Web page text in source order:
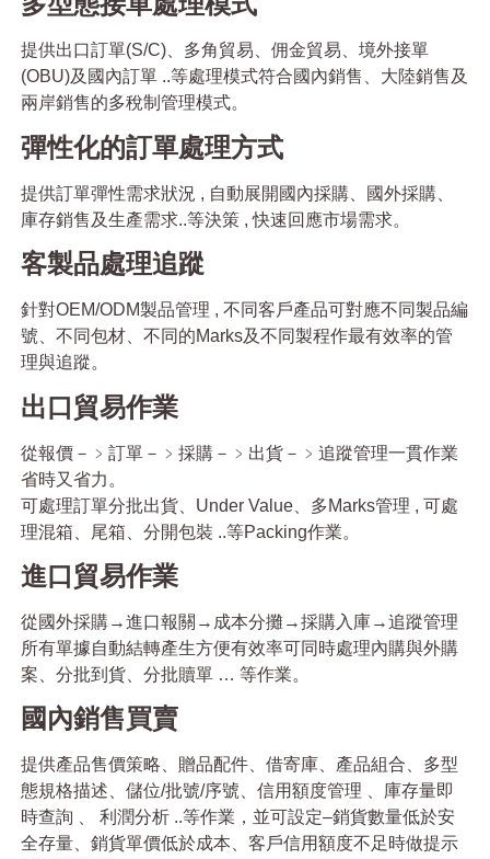
提供出口訂單(S/C)、多角貿易、佣金貿易、境外接單
(OBU)及國內訂單 ..等處理模式符合國內銷售、大陸銷售及
兩岸銷售的多稅制管理模式。
彈性化的訂單處理方式
提供訂單彈性需求狀況 , 自動展開國內採購、國外採購、
庫存銷售及生產需求..等決策 , 快速回應市場需求。
客製品處理追蹤
針對OEM/ODM製品管理 , 不同客戶產品可對應不同製品編
號、不同包材、不同的Marks及不同製程作最有效率的管
理與追蹤。
出口貿易作業
從報價－﹥訂單－﹥採購－﹥出貨－﹥追蹤管理一貫作業
省時又省力。
可處理訂單分批出貨、Under Value、多Marks管理 , 可處
理混箱、尾箱、分開包裝 ..等Packing作業。
進口貿易作業
從國外採購→進口報關→成本分攤→採購入庫→追蹤管理
所有單據自動結轉產生方便有效率可同時處理內購與外購
案、分批到貨、分批贖單 … 等作業。
國內銷售買賣
提供產品售價策略、贈品配件、借寄庫、產品組合、多型
態規格描述、儲位/批號/序號、信用額度管理 、庫存量即
時查詢 、 利潤分析 ..等作業，並可設定–銷貨數量低於安
全存量、銷貨單價低於成本、客戶信用額度不足時做提示